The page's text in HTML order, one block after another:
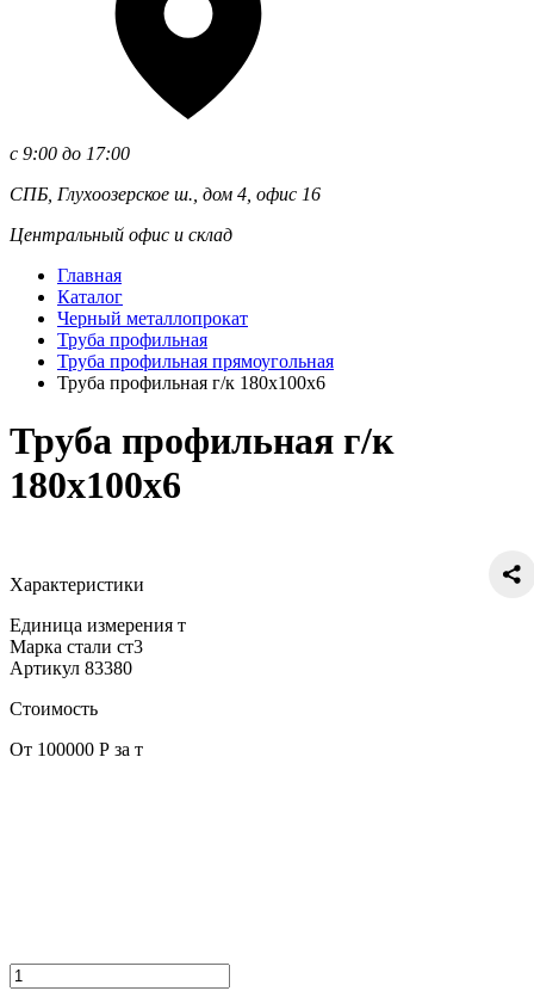
с 9:00 до 17:00
СПБ, Глухоозерское ш., дом 4, офис 16
Центральный офис и склад
Главная
Каталог
Черный металлопрокат
Труба профильная
Труба профильная прямоугольная
Труба профильная г/к 180х100х6
Труба профильная г/к
180х100х6
Характеристики
Единица измерения т
Марка стали ст3
Артикул 83380
Стоимость
От 100000 Р за т